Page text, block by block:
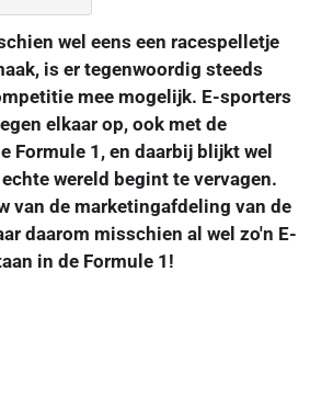
wel eens een racespelletje
is er tegenwoordig steeds
mee mogelijk. E-sporters
elkaar op, ook met de
Formule 1, en daarbij blijkt wel
wereld begint te vervagen.
van de marketingafdeling van de
daarom misschien al wel zo'n E-
in de Formule 1!